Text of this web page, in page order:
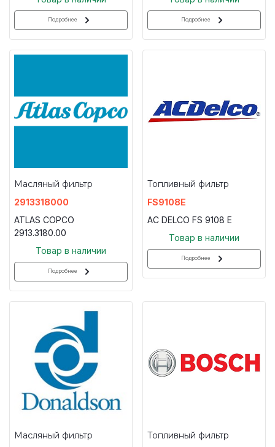
Подробнее Подробнее
Масляный фильтр
2913318000
ATLAS COPCO
2913.3180.00
Товар в наличии
Подробнее
Топливный фильтр
FS9108E
AC DELCO FS 9108 E
Товар в наличии
Подробнее
Масляный фильтр Топливный фильтр